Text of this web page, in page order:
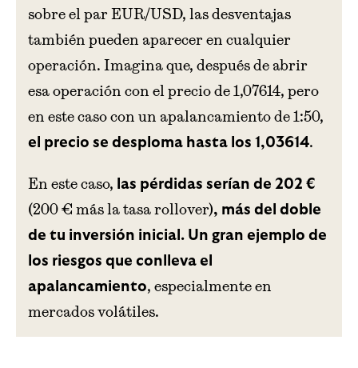
sobre el par EUR/USD, las desventajas
también pueden aparecer en cualquier
operación. Imagina que, después de abrir
esa operación con el precio de 1,07614, pero
en este caso con un apalancamiento de 1:50,
el precio se desploma hasta los 1,03614.
En este caso, las pérdidas serían de 202 €
(200 € más la tasa rollover), más del doble
de tu inversión inicial. Un gran ejemplo de
los riesgos que conlleva el
apalancamiento, especialmente en
mercados volátiles.